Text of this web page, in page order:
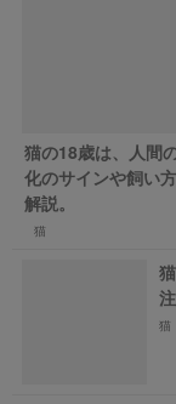
猫の18歳は、人間
化のサインや飼い
解説。
猫
猫